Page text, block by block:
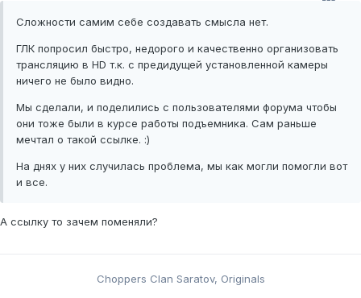
Сложности самим себе создавать смысла нет.
ГЛК попросил быстро, недорого и качественно организовать
трансляцию в HD т.к. с предидущей установленной камеры
ничего не было видно.
Мы сделали, и поделились с пользователями форума чтобы
они тоже были в курсе работы подъемника. Сам раньше
мечтал о такой ссылке. :)
На днях у них случилась проблема, мы как могли помогли вот
и все.
А ссылку то зачем поменяли?
Choppers Clan Saratov, Originals